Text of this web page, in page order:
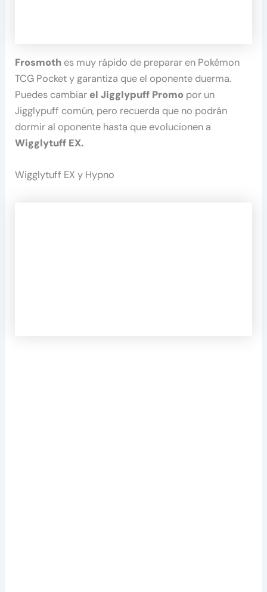
Frosmoth es muy rápido de preparar en Pokémon
TCG Pocket y garantiza que el oponente duerma.
Puedes cambiar el Jigglypuff Promo por un
Jigglypuff común, pero recuerda que no podrán
dormir al oponente hasta que evolucionen a
Wigglytuff EX.
Wigglytuff EX y Hypno